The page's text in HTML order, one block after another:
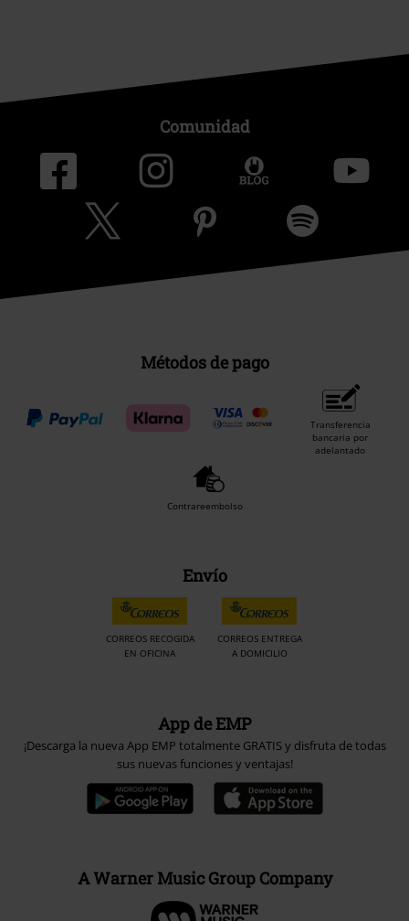
Comunidad
Métodos de pago
Transferencia
bancaria por
adelantado
Contrareembolso
Envío
CORREOS RECOGIDA
EN OFICINA
CORREOS ENTREGA
A DOMICILIO
App de EMP
¡Descarga la nueva App EMP totalmente GRATIS y disfruta de todas
sus nuevas funciones y ventajas!
A Warner Music Group Company